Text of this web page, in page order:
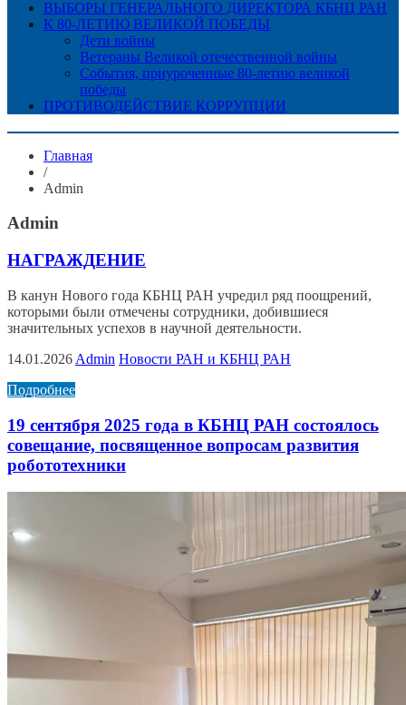
ВЫБОРЫ ГЕНЕРАЛЬНОГО ДИРЕКТОРА КБНЦ РАН
К 80-ЛЕТИЮ ВЕЛИКОЙ ПОБЕДЫ
Дети войны
Ветераны Великой отечественной войны
События, приуроченные 80-летию великой
победы
ПРОТИВОДЕЙСТВИЕ КОРРУПЦИИ
Главная
/
Admin
Admin
НАГРАЖДЕНИЕ
В канун Нового года КБНЦ РАН учредил ряд поощрений,
которыми были отмечены сотрудники, добившиеся
значительных успехов в научной деятельности.
14.01.2026 Admin Новости РАН и КБНЦ РАН
Подробнее
19 сентября 2025 года в КБНЦ РАН состоялось
совещание, посвященное вопросам развития
робототехники